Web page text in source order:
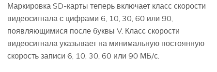
Маркировка SD-карты теперь включает класс скорости
видеосигнала с цифрами 6, 10, 30, 60 или 90,
появляющимися после буквы V. Класс скорости
видеосигнала указывает на минимальную постоянную
скорость записи 6, 10, 30, 60 или 90 МБ/с.